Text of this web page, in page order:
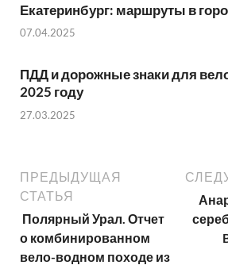
Екатеринбург: маршруты в
07.04.2025
ПДД и дорожные знаки для
2025 году
27.03.2025
ПРЕДЫДУЩАЯ
СТАТЬЯ
Полярный Урал. Отчет
о комбинированном
вело-водном походе из